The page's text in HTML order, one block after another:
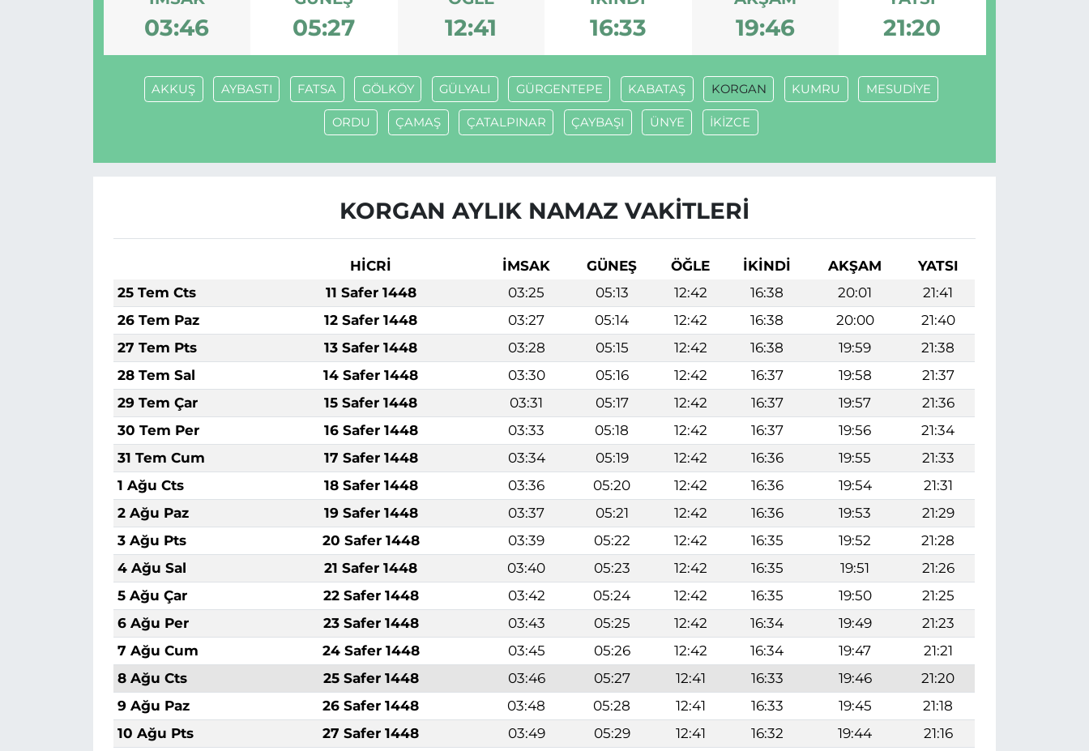
03:46 05:27 12:41 16:33 19:46 21:20
AKKUŞ AYBASTI FATSA GÖLKÖY GÜLYALI GÜRGENTEPE KABATAŞ KORGAN KUMRU MESUDİYE
ORDU ÇAMAŞ ÇATALPINAR ÇAYBAŞI ÜNYE İKİZCE
KORGAN AYLIK NAMAZ VAKITLERI
HİCRİ İMSAK GÜNEŞ ÖĞLE İKINDI AKŞAM
YATSI
25 Tem Cts
11 Safer 1448 03:25 05:13 12:42 16:38 20:01
21:41
26 Tem Paz
12 Safer 1448 03:27 05:14 12:42 16:38 20:00
21:40
27 Tem Pts
13 Safer 1448 03:28 05:15 12:42 16:38 19:59
21:38
28 Tem Sal
14 Safer 1448 03:30 05:16 12:42 16:37 19:58
21:37
29 Tem Çar
15 Safer 1448 03:31 05:17 12:42 16:37 19:57
21:36
30 Tem Per
16 Safer 1448 03:33 05:18 12:42 16:37 19:56
21:34
31 Tem Cum
17 Safer 1448 03:34 05:19 12:42 16:36 19:55
21:33
1 Ağu Cts
18 Safer 1448 03:36 05:20 12:42 16:36 19:54
21:31
2 Ağu Paz
19 Safer 1448 03:37 05:21 12:42 16:36 19:53
21:29
3 Ağu Pts
20 Safer 1448 03:39 05:22 12:42 16:35 19:52
21:28
4 Ağu Sal
21 Safer 1448 03:40 05:23 12:42 16:35 19:51
21:26
5 Ağu Çar
22 Safer 1448 03:42 05:24 12:42 16:35 19:50
21:25
6 Ağu Per
23 Safer 1448 03:43 05:25 12:42 16:34 19:49
21:23
7 Ağu Cum
24 Safer 1448 03:45 05:26 12:42 16:34 19:47
21:21
8 Ağu Cts
25 Safer 1448 03:46 05:27 12:41 16:33 19:46
21:20
9 Ağu Paz
26 Safer 1448 03:48 05:28 12:41 16:33 19:45
21:18
10 Ağu Pts
27 Safer 1448 03:49 05:29 12:41 16:32 19:44
21:16